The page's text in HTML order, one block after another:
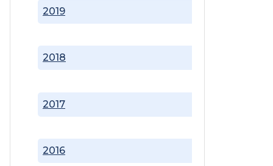
2016
2017
2018
2019